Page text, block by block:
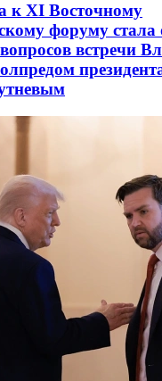
к XI Восточному
форуму стала
встречи